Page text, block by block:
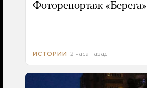
Фоторепортаж «Берега»
ИСТОРИИ 2 часа назад